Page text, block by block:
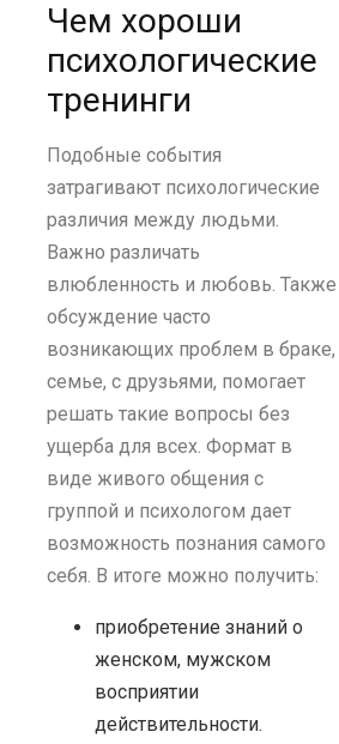
Чем хороши
психологические
тренинги
Подобные события
затрагивают психологические
различия между людьми.
Важно различать
влюбленность и любовь. Также
обсуждение часто
возникающих проблем в браке,
семье, с друзьями, помогает
решать такие вопросы без
ущерба для всех. Формат в
виде живого общения с
группой и психологом дает
возможность познания самого
себя. В итоге можно получить:
приобретение знаний о
женском, мужском
восприятии
действительности.